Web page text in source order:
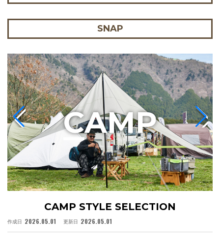
SNAP
CAMP STYLE SELECTION
作成日 2026.05.01 更新日 2026.05.01
CAMP